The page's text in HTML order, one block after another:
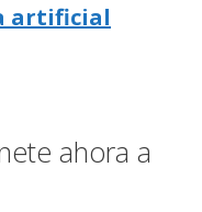
artificial
ahora a